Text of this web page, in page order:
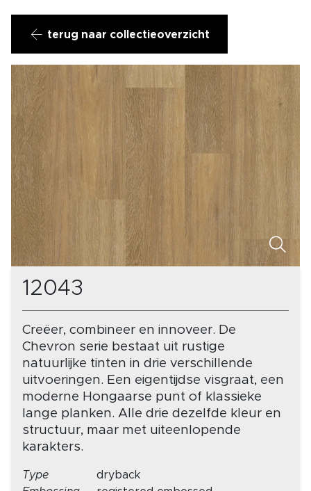
terug naar collectieoverzicht
12043
Creëer, combineer en innoveer. De
Chevron serie bestaat uit rustige
natuurlijke tinten in drie verschillende
uitvoeringen. Een eigentijdse visgraat, een
moderne Hongaarse punt of klassieke
lange planken. Alle drie dezelfde kleur en
structuur, maar met uiteenlopende
karakters.
Type
dryback